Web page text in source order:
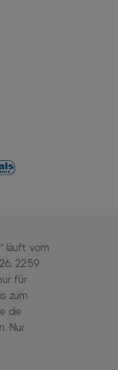
läuft vom
22:59
für
zum
die
Nur